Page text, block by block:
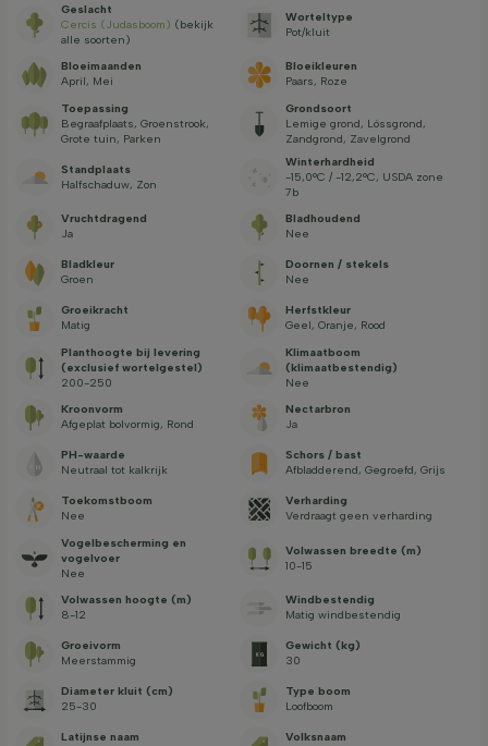
Geslacht
Cercis (Judasboom) (bekijk
alle soorten)
Worteltype
Pot/kluit
Bloeimaanden
April, Mei
Bloeikleuren
Paars, Roze
Toepassing
Begraafplaats, Groenstrook,
Grote tuin, Parken
Grondsoort
Lemige grond, Lössgrond,
Zandgrond, Zavelgrond
Standplaats
Halfschaduw, Zon
Winterhardheid
-15,0°C / -12,2°C, USDA zone
7b
Vruchtdragend
Ja
Bladhoudend
Nee
Bladkleur
Groen
Doornen / stekels
Nee
Groeikracht
Matig
Herfstkleur
Geel, Oranje, Rood
Planthoogte bij levering
(exclusief wortelgestel)
200-250
Klimaatboom
(klimaatbestendig)
Nee
Kroonvorm
Afgeplat bolvormig, Rond
Nectarbron
Ja
PH-waarde
Neutraal tot kalkrijk
Schors / bast
Afbladderend, Gegroefd, Grijs
Toekomstboom
Nee
Verharding
Verdraagt geen verharding
Vogelbescherming en
vogelvoer
Nee
Volwassen breedte (m)
10-15
Volwassen hoogte (m)
8-12
Windbestendig
Matig windbestendig
Groeivorm
Meerstammig
Gewicht (kg)
30
Diameter kluit (cm)
25-30
Type boom
Loofboom
Latijnse naam
Volksnaam